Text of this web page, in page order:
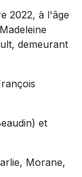
2022, à l'âge
demeurant
et
Morane,